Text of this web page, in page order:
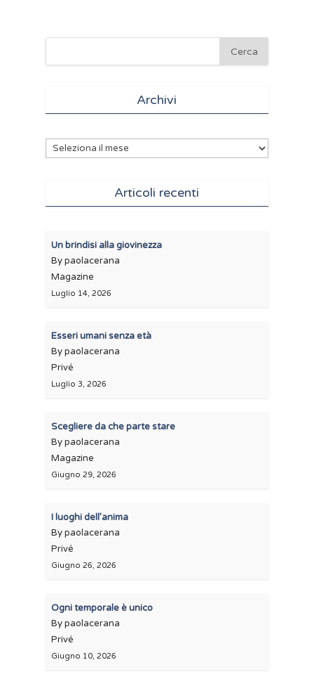
Archivi
Archivi
Articoli recenti
Un brindisi alla giovinezza
By paolacerana
Magazine
Luglio 14, 2026
Esseri umani senza età
By paolacerana
Privé
Luglio 3, 2026
Scegliere da che parte stare
By paolacerana
Magazine
Giugno 29, 2026
I luoghi dell’anima
By paolacerana
Privé
Giugno 26, 2026
Ogni temporale è unico
By paolacerana
Privé
Giugno 10, 2026